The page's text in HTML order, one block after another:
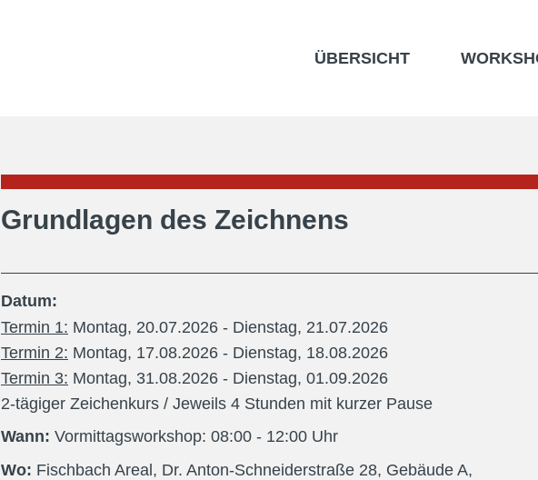
ÜBERSICHT
Grundlagen des Zeichnens
Datum:
Termin 1: Montag, 20.07.2026- Dienstag, 21.07.2026
Termin 2: Montag, 17.08.2026- Dienstag, 18.08.2026
Termin 3: Montag, 31.08.2026- Dienstag, 01.09.2026
2-tägiger Zeichenkurs / Jeweils 4 Stunden mit kurzer Pause
Wann: Vormittagsworkshop: 08:00- 12:00Uhr
Wo: Fischbach Areal, Dr. Anton-Schneiderstraße 28, Gebäude A,